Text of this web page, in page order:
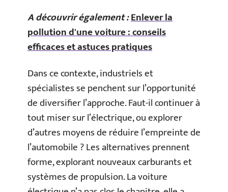
A découvrir également :Enlever la
pollution d'une voiture : conseils
efficaces et astuces pratiques
Dans ce contexte, industriels et
spécialistes se penchent sur l’opportunité
de diversifier l’approche. Faut-il continuer à
tout miser sur l’électrique, ou explorer
d’autres moyens de réduire l’empreinte de
l’automobile ? Les alternatives prennent
forme, explorant nouveaux carburants et
systèmes de propulsion. La voiture